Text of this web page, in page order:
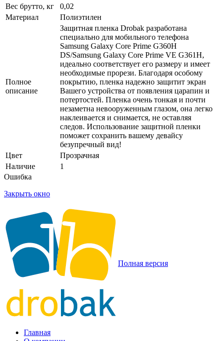
Вес брутто, кг
0,02
Материал
Полиэтилен
Полное
описание
Защитная пленка Drobak разработана
специально для мобильного телефона
Samsung Galaxy Core Prime G360H
DS/Samsung Galaxy Core Prime VE G361H,
идеально соответствует его размеру и имеет
необходимые прорези. Благодаря особому
покрытию, пленка надежно защитит экран
Вашего устройства от появления царапин и
потертостей. Пленка очень тонкая и почти
незаметна невооруженным глазом, она легко
наклеивается и снимается, не оставляя
следов. Использование защитной пленки
поможет сохранить вашему девайсу
безупречный вид!
Цвет
Прозрачная
Наличие
1
Ошибка
Закрыть окно
Полная версия
Главная